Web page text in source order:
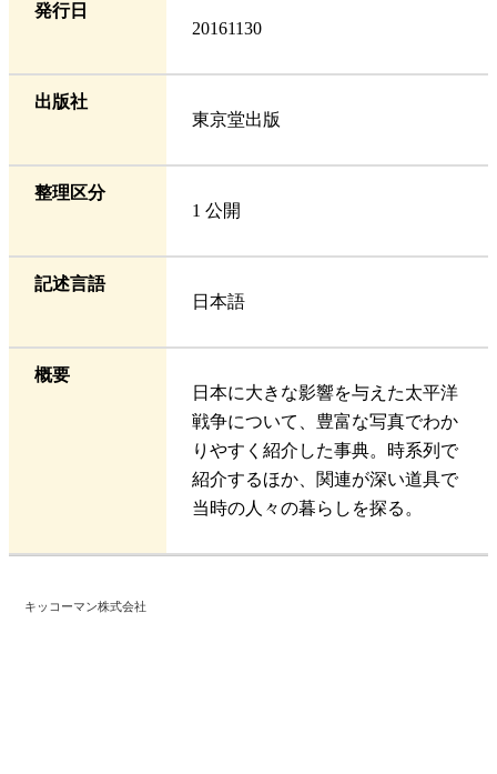
発行日
20161130
出版社
東京堂出版
整理区分
1 公開
記述言語
日本語
概要
日本に大きな影響を与えた太平洋
戦争について、豊富な写真でわか
りやすく紹介した事典。時系列で
紹介するほか、関連が深い道具で
当時の人々の暮らしを探る。
キッコーマン株式会社